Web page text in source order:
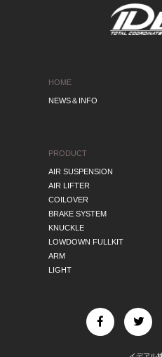
HOME
NEWS＆INFO
PRODUCT
AIR SUSPENSION
AIR LIFTER
COILOVER
BRAKE SYSTEM
KNUCKLE
LOWDOWN FULLKIT
ARM
LIGHT